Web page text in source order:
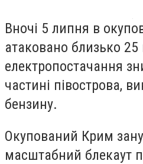
Вночі 5 липня в
атаковано близько 25
електропостачання
частині півострова,
бензину.
Окупований Крим
масштабний блекаут